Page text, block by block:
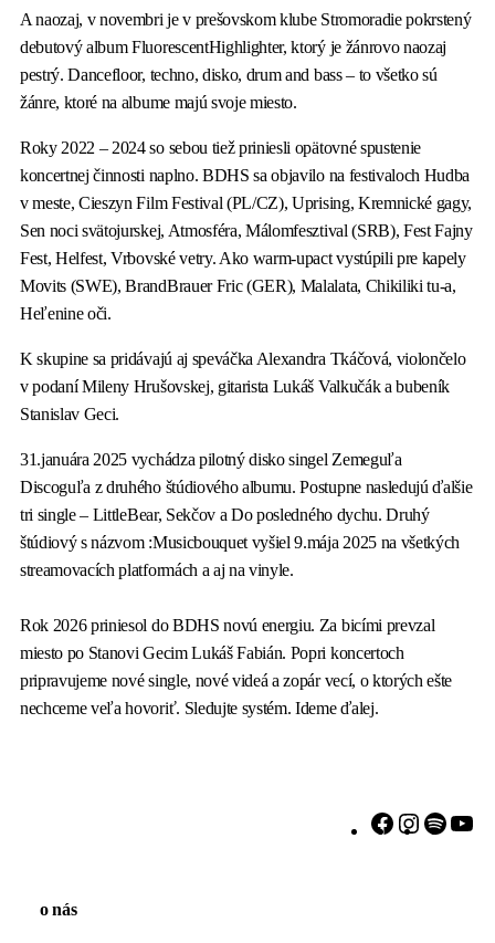
A naozaj, v novembri je v prešovskom klube Stromoradie pokrstený
debutový album FluorescentHighlighter, ktorý je žánrovo naozaj
pestrý. Dancefloor, techno, disko, drum and bass – to všetko sú
žánre, ktoré na albume majú svoje miesto.
Roky 2022 – 2024 so sebou tiež priniesli opätovné spustenie
koncertnej činnosti naplno. BDHS sa objavilo na festivaloch Hudba
v meste, Cieszyn Film Festival (PL/CZ), Uprising, Kremnické gagy,
Sen noci svätojurskej, Atmosféra, Málomfesztival (SRB), Fest Fajny
Fest, Helfest, Vrbovské vetry. Ako warm-upact vystúpili pre kapely
Movits (SWE), BrandBrauer Fric (GER), Malalata, Chikiliki tu-a,
Heľenine oči.
K skupine sa pridávajú aj speváčka Alexandra Tkáčová, violončelo
v podaní Mileny Hrušovskej, gitarista Lukáš Valkučák a bubeník
Stanislav Geci.
31.januára 2025 vychádza pilotný disko singel Zemeguľa
Discoguľa z druhého štúdiového albumu. Postupne nasledujú ďalšie
tri single – LittleBear, Sekčov a Do posledného dychu. Druhý
štúdiový s názvom :Musicbouquet vyšiel 9.mája 2025 na všetkých
streamovacích platformách a aj na vinyle.
Rok 2026 priniesol do BDHS novú energiu. Za bicími prevzal
miesto po Stanovi Gecim Lukáš Fabián. Popri koncertoch
pripravujeme nové single, nové videá a zopár vecí, o ktorých ešte
nechceme veľa hovoriť. Sledujte systém. Ideme ďalej.
Facebook
Instagram
Spotify
o nás